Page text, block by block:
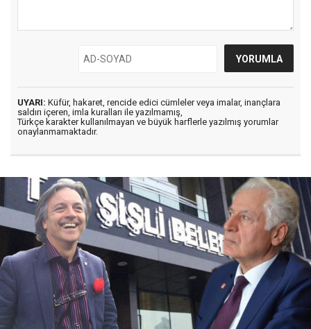
UYARI: Küfür, hakaret, rencide edici cümleler veya imalar, inançlara
saldırı içeren, imla kuralları ile yazılmamış,
Türkçe karakter kullanılmayan ve büyük harflerle yazılmış yorumlar
onaylanmamaktadır.